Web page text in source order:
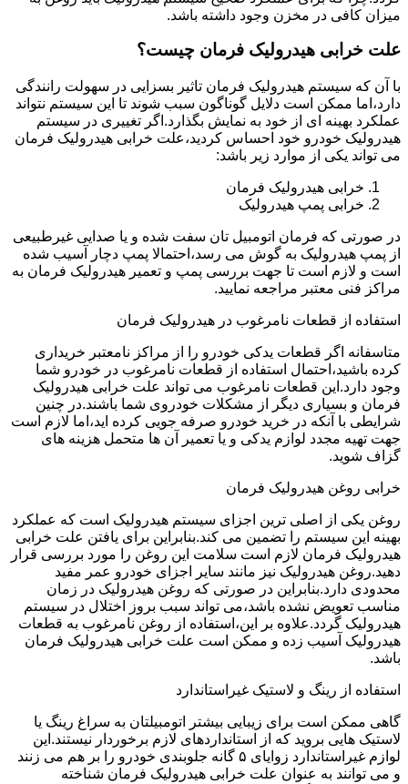
میزان کافی در مخزن وجود داشته باشد.
علت خرابی هیدرولیک فرمان چیست؟
با آن که سیستم هیدرولیک فرمان تاثیر بسزایی در سهولت رانندگی
دارد،اما ممکن است دلایل گوناگون سبب شوند تا این سیستم نتواند
عملکرد بهینه ای از خود به نمایش بگذارد.اگر تغییری در سیستم
هیدرولیک خودرو خود احساس کردید،علت خرابی هیدرولیک فرمان
می تواند یکی از موارد زیر باشد:
خرابی هیدرولیک فرمان
خرابی پمپ هیدرولیک
در صورتی که فرمان اتومبیل تان سفت شده و یا صدایی غیرطبیعی
از پمپ هیدرولیک به گوش می رسد،احتمالا پمپ دچار آسیب شده
است و لازم است تا جهت بررسی پمپ و تعمیر هیدرولیک فرمان به
مراکز فنی معتبر مراجعه نمایید.
استفاده از قطعات نامرغوب در هیدرولیک فرمان
متاسفانه اگر قطعات یدکی خودرو را از مراکز نامعتبر خریداری
کرده باشید،احتمال استفاده از قطعات نامرغوب در خودرو شما
وجود دارد.این قطعات نامرغوب می تواند علت خرابی هیدرولیک
فرمان و بسیاری دیگر از مشکلات خودروی شما باشند.در چنین
شرایطی با آنکه در خرید خودرو صرفه جویی کرده اید،اما لازم است
جهت تهیه مجدد لوازم یدکی و یا تعمیر آن ها متحمل هزینه های
گزاف شوید.
خرابی روغن هیدرولیک فرمان
روغن یکی از اصلی ترین اجزای سیستم هیدرولیک است که عملکرد
بهینه این سیستم را تضمین می کند.بنابراین برای یافتن علت خرابی
هیدرولیک فرمان لازم است سلامت این روغن را مورد بررسی قرار
دهید.روغن هیدرولیک نیز مانند سایر اجزای خودرو عمر مفید
محدودی دارد.بنابراین در صورتی که روغن هیدرولیک در زمان
مناسب تعویض نشده باشد،می تواند سبب بروز اختلال در سیستم
هیدرولیک گردد.علاوه بر این،استفاده از روغن نامرغوب به قطعات
هیدرولیک آسیب زده و ممکن است علت خرابی هیدرولیک فرمان
باشد.
استفاده از رینگ و لاستیک غیراستاندارد
گاهی ممکن است برای زیبایی بیشتر اتومبیلتان به سراغ رینگ یا
لاستیک هایی بروید که از استانداردهای لازم برخوردار نیستند.این
لوازم غیراستاندارد زوایای ۵ گانه جلوبندی خودرو را بر هم می زنند
و می توانند به عنوان علت خرابی هیدرولیک فرمان شناخته